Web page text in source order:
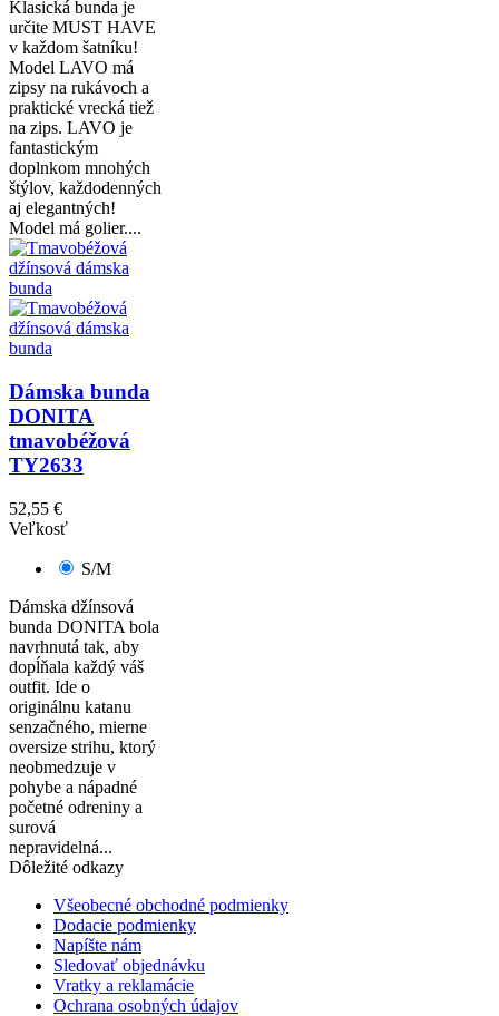
Klasická bunda je
určite MUST HAVE
v každom šatníku!
Model LAVO má
zipsy na rukávoch a
praktické vrecká tiež
na zips. LAVO je
fantastickým
doplnkom mnohých
štýlov, každodenných
aj elegantných!
Model má golier....
Dámska bunda
DONITA
tmavobéžová
TY2633
52,55 €
Veľkosť
S/M
Dámska džínsová
bunda DONITA bola
navrhnutá tak, aby
dopĺňala každý váš
outfit. Ide o
originálnu katanu
senzačného, ​​mierne
oversize strihu, ktorý
neobmedzuje v
pohybe a nápadné
početné odreniny a
surová
nepravidelná...
Dôležité odkazy
Všeobecné obchodné podmienky
Dodacie podmienky
Napíšte nám
Sledovať objednávku
Vratky a reklamácie
Ochrana osobných údajov